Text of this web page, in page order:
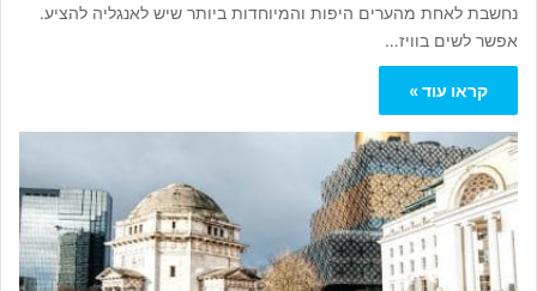
נחשבת לאחת מהערים היפות והמיוחדות ביותר שיש לאנגליה להציע.
אפשר לשים בוויז…
קראו עוד »